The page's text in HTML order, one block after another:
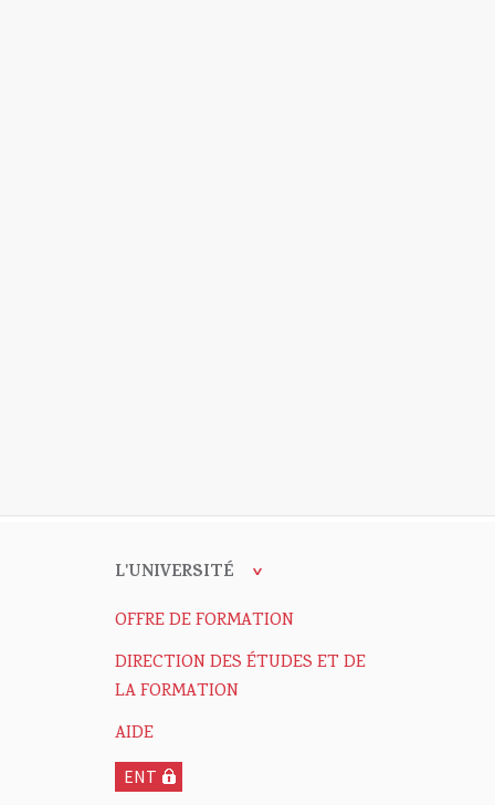
L'UNIVERSITÉ
OFFRE DE FORMATION
DIRECTION DES ÉTUDES ET DE
LA FORMATION
AIDE
ENT